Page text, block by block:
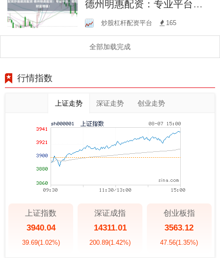
德州明惠配资：专业平台，
助您财富增值！
炒股杠杆配资平台 165
全部加载完成
行情指数
上证走势 深证走势 创业走势
上证指数
3940.04
39.69(1.02%)
深证成指
14311.01
200.89(1.42%)
创业板指
3563.12
47.56(1.35%)